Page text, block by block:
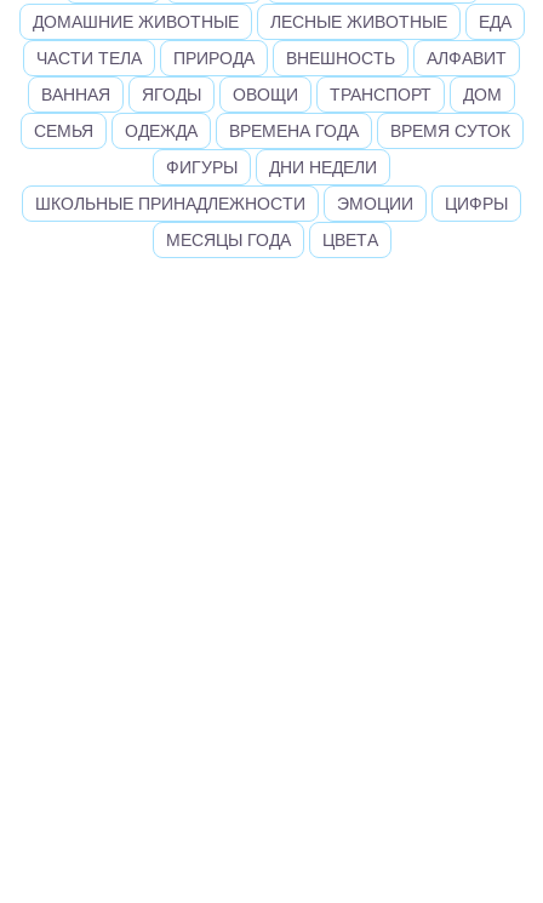
ДОМАШНИЕ ЖИВОТНЫЕ
ЛЕСНЫЕ ЖИВОТНЫЕ
ЕДА
ЧАСТИ ТЕЛА
ПРИРОДА ВНЕШНОСТЬ
АЛФАВИТ
ВАННАЯ
ЯГОДЫ ОВОЩИ ТРАНСПОРТ
ДОМ
СЕМЬЯ
ОДЕЖДА ВРЕМЕНА ГОДА
ВРЕМЯ СУТОК
ФИГУРЫ
ДНИ НЕДЕЛИ
ШКОЛЬНЫЕ ПРИНАДЛЕЖНОСТИ
ЭМОЦИИ
ЦИФРЫ
МЕСЯЦЫ ГОДА
ЦВЕТА